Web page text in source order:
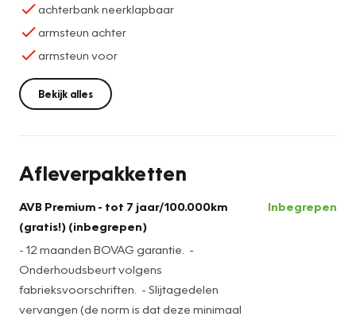
achterbank neerklapbaar
armsteun achter
armsteun voor
Bekijk alles
Afleverpakketten
AVB Premium - tot 7 jaar/100.000km
(gratis!) (inbegrepen)
- 12 maanden BOVAG garantie. -
Onderhoudsbeurt volgens
fabrieksvoorschriften. - Slijtagedelen
vervangen (de norm is dat deze minimaal
Inbegrepen